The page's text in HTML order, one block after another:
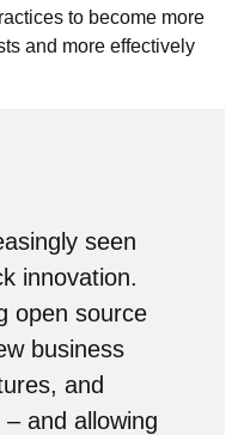
to become more
and more effectively
seen
innovation.
open source
business
and
and allowing